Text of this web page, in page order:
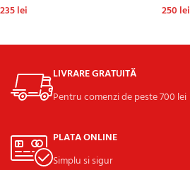
235lei
250 lei
LIVRARE GRATUITĂ
Pentru comenzi de peste 700 lei
PLATA ONLINE
Simplu si sigur